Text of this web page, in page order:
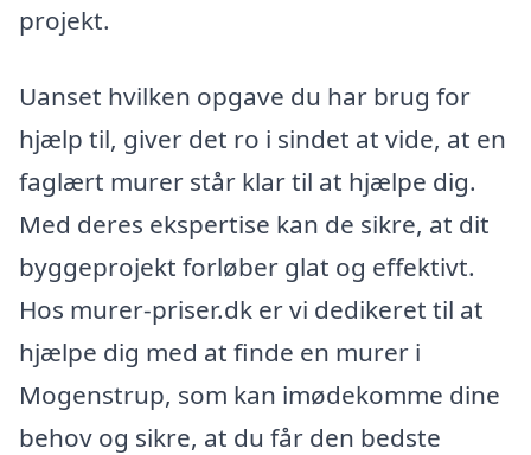
projekt.
Uanset hvilken opgave du har brug for
hjælp til, giver det ro i sindet at vide, at en
faglært murer står klar til at hjælpe dig.
Med deres ekspertise kan de sikre, at dit
byggeprojekt forløber glat og effektivt.
Hos murer-priser.dk er vi dedikeret til at
hjælpe dig med at finde en murer i
Mogenstrup, som kan imødekomme dine
behov og sikre, at du får den bedste